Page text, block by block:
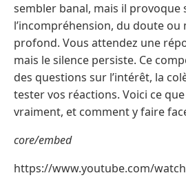
sembler banal, mais il provoque
l’incompréhension, du doute ou
profond. Vous attendez une
mais le silence persiste. Ce
des questions sur l’intérêt, la
tester vos réactions. Voici ce
vraiment, et comment y faire
core/embed
https://www.youtube.com/